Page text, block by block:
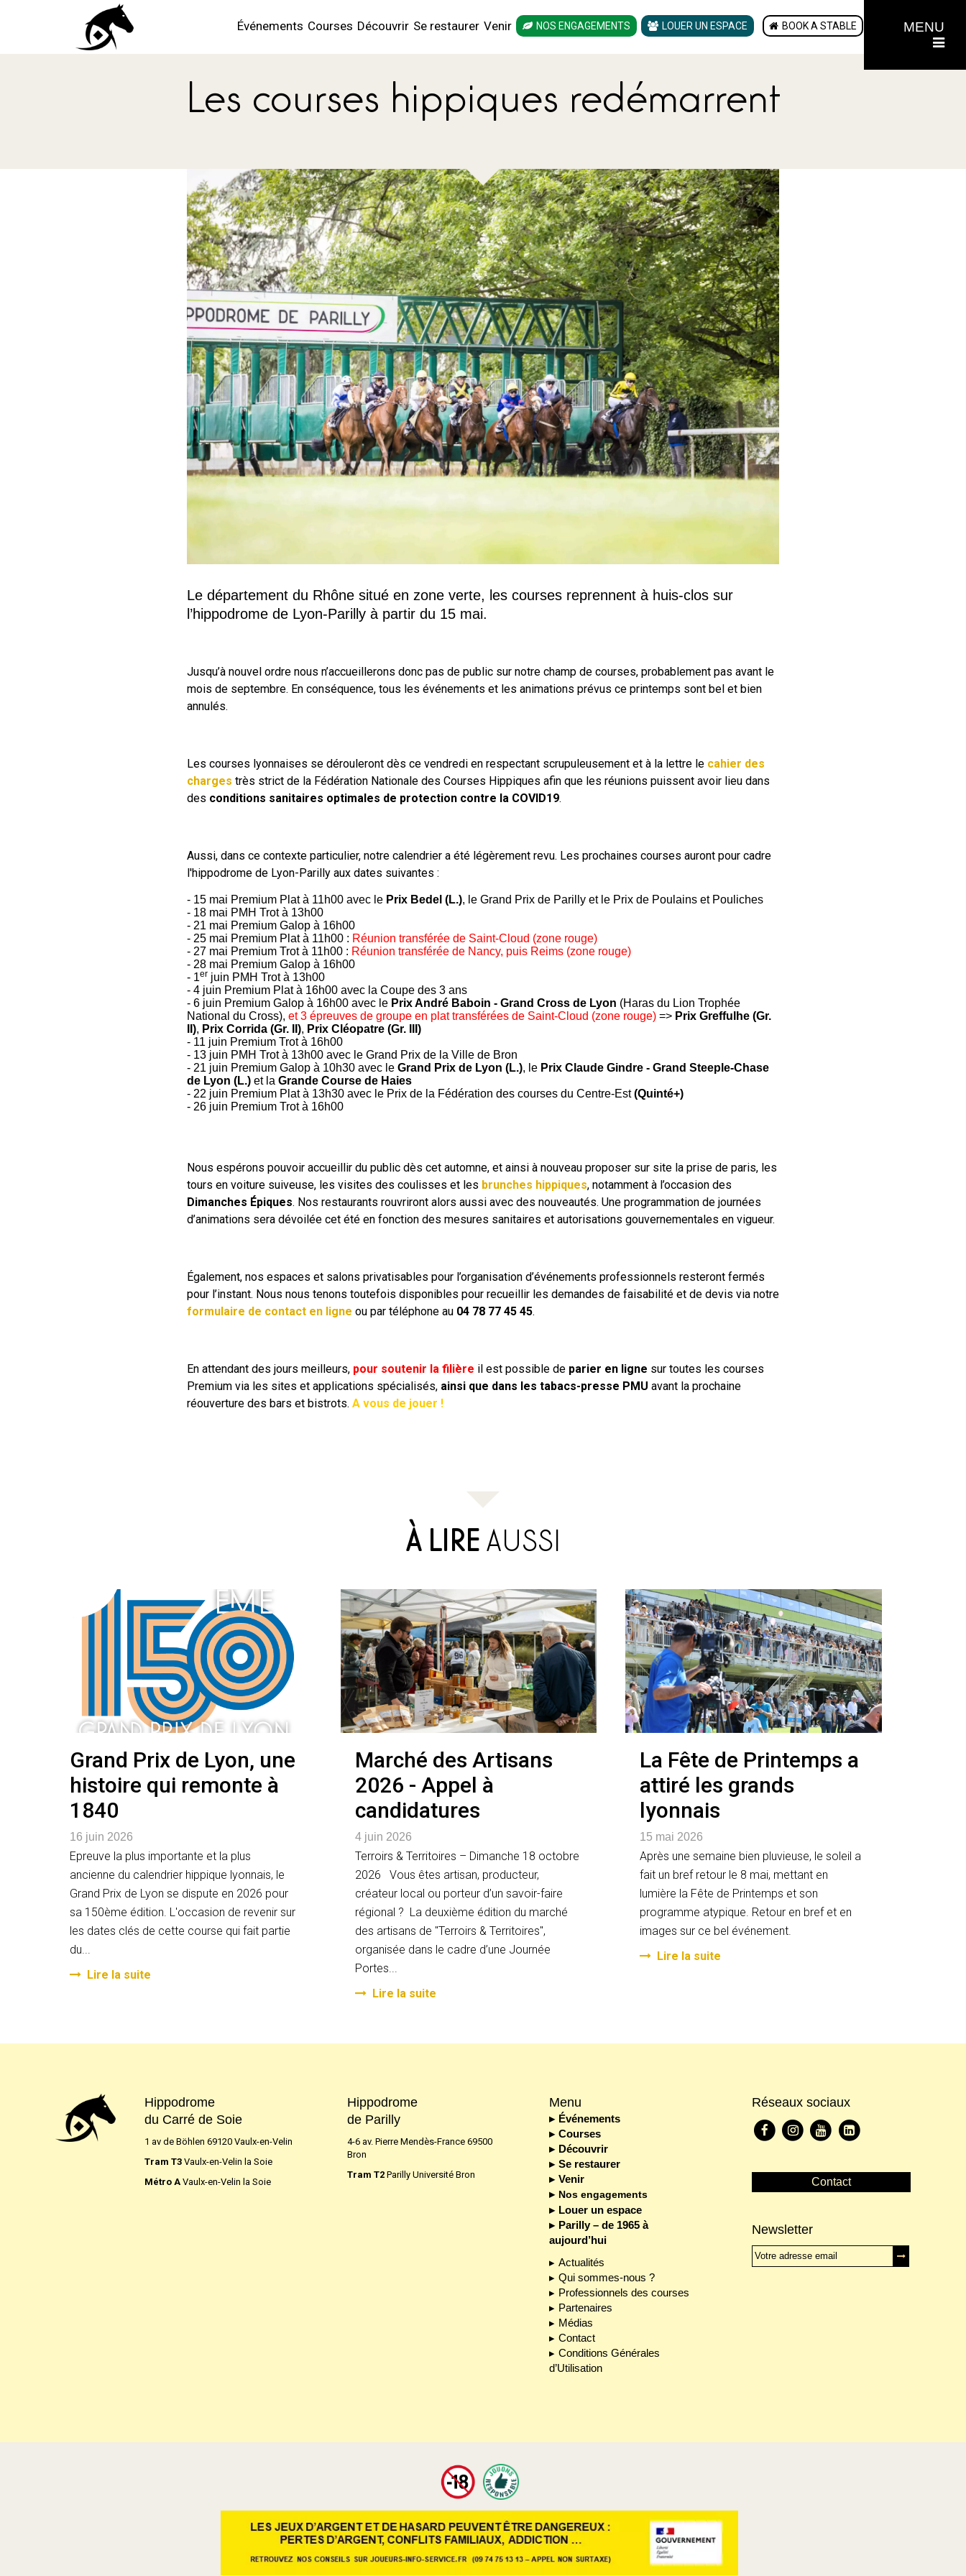
MENU
Événements Courses Découvrir Se restaurer Venir NOS ENGAGEMENTS LOUER UN ESPACE BOOK A STABLE
Les courses hippiques redémarrent
Le département du Rhône situé en zone verte, les courses reprennent à huis-clos sur
l’hippodrome de Lyon-Parilly à partir du 15 mai.
Jusqu’à nouvel ordre nous n’accueillerons donc pas de public sur notre champ de courses, probablement pas avant le
mois de septembre. En conséquence, tous les événements et les animations prévus ce printemps sont bel et bien
annulés.
Les courses lyonnaises se dérouleront dès ce vendredi en respectant scrupuleusement et à la lettre le cahier des
charges très strict de la Fédération Nationale des Courses Hippiques afin que les réunions puissent avoir lieu dans
des conditions sanitaires optimales de protection contre la COVID19.
Aussi, dans ce contexte particulier, notre calendrier a été légèrement revu. Les prochaines courses auront pour cadre
l'hippodrome de Lyon-Parilly aux dates suivantes :
- 15 mai Premium Plat à 11h00 avec le Prix Bedel (L.), le Grand Prix de Parilly et le Prix de Poulains et Pouliches
- 18 mai PMH Trot à 13h00
- 21 mai Premium Galop à 16h00
- 25 mai Premium Plat à 11h00 : Réunion transférée de Saint-Cloud (zone rouge)
- 27 mai Premium Trot à 11h00 : Réunion transférée de Nancy, puis Reims (zone rouge)
- 28 mai Premium Galop à 16h00
- 1er juin PMH Trot à 13h00
- 4 juin Premium Plat à 16h00 avec la Coupe des 3 ans
- 6 juin Premium Galop à 16h00 avec le Prix André Baboin - Grand Cross de Lyon (Haras du Lion Trophée
National du Cross), et 3 épreuves de groupe en plat transférées de Saint-Cloud (zone rouge) => Prix Greffulhe (Gr.
II), Prix Corrida (Gr. II), Prix Cléopatre (Gr. III)
- 11 juin Premium Trot à 16h00
- 13 juin PMH Trot à 13h00 avec le Grand Prix de la Ville de Bron
- 21 juin Premium Galop à 10h30 avec le Grand Prix de Lyon (L.), le Prix Claude Gindre - Grand Steeple-Chase
de Lyon (L.) et la Grande Course de Haies
- 22 juin Premium Plat à 13h30 avec le Prix de la Fédération des courses du Centre-Est(Quinté+)
- 26 juin Premium Trot à 16h00
Nous espérons pouvoir accueillir du public dès cet automne, et ainsi à nouveau proposer sur site la prise de paris, les
tours en voiture suiveuse, les visites des coulisses et les brunches hippiques, notamment à l’occasion des
Dimanches Épiques. Nos restaurants rouvriront alors aussi avec des nouveautés. Une programmation de journées
d’animations sera dévoilée cet été en fonction des mesures sanitaires et autorisations gouvernementales en vigueur.
Également, nos espaces et salons privatisables pour l’organisation d’événements professionnels resteront fermés
pour l’instant. Nous nous tenons toutefois disponibles pour recueillir les demandes de faisabilité et de devis via notre
formulaire de contact en ligne ou par téléphone au 04 78 77 45 45.
En attendant des jours meilleurs, pour soutenir la filière il est possible de parier en ligne sur toutes les courses
Premium via les sites et applications spécialisés, ainsi que dans les tabacs-presse PMU avant la prochaine
réouverture des bars et bistrots. A vous de jouer !
À LIREAUSSI
Grand Prix de Lyon, une
histoire qui remonte à
1840
16 juin 2026
Epreuve la plus importante et la plus
ancienne du calendrier hippique lyonnais, le
Grand Prix de Lyon se dispute en 2026 pour
sa 150ème édition. L'occasion de revenir sur
les dates clés de cette course qui fait partie
du...
Lire la suite
Marché des Artisans
2026 - Appel à
candidatures
4 juin 2026
Terroirs & Territoires – Dimanche 18 octobre
2026 Vous êtes artisan, producteur,
créateur local ou porteur d’un savoir-faire
régional ? La deuxième édition du marché
des artisans de "Terroirs & Territoires",
organisée dans le cadre d’une Journée
Portes...
Lire la suite
La Fête de Printemps a
attiré les grands
lyonnais
15 mai 2026
Après une semaine bien pluvieuse, le soleil a
fait un bref retour le 8 mai, mettant en
lumière la Fête de Printemps et son
programme atypique. Retour en bref et en
images sur ce bel événement.
Lire la suite
Hippodrome
du Carré de Soie
1 av de Böhlen 69120 Vaulx-en-Velin
Tram T3 Vaulx-en-Velin la Soie
Métro A Vaulx-en-Velin la Soie
Hippodrome
de Parilly
4-6 av. Pierre Mendès-France 69500
Bron
Tram T2Parilly Université Bron
Menu
Événements
Courses
Découvrir
Se restaurer
Venir
Nos engagements
Louer un espace
Parilly – de 1965 à
aujourd’hui
Actualités
Qui sommes-nous ?
Professionnels des courses
Partenaires
Médias
Contact
Conditions Générales
d’Utilisation
Réseaux sociaux
Contact
Newsletter